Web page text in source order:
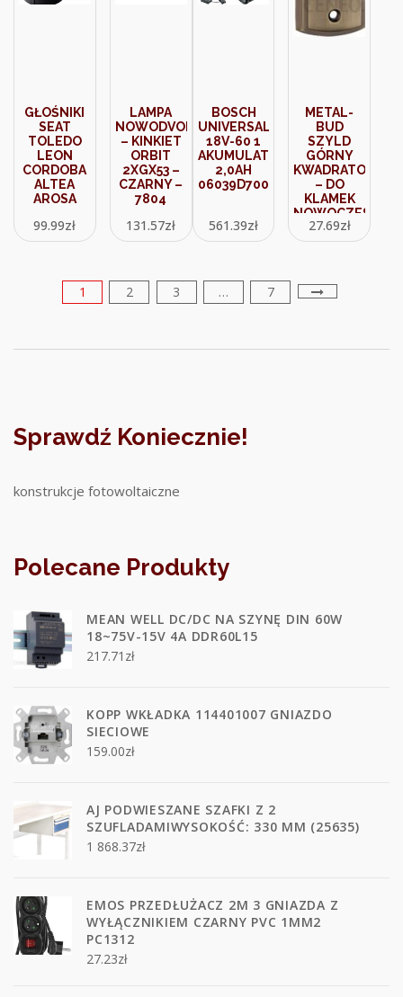
GŁOŚNIKI
SEAT
TOLEDO
LEON
CORDOBA
ALTEA
AROSA
99.99zł
LAMPA
NOWODVORSKI
– KINKIET
ORBIT
2XGX53 –
CZARNY –
7804
131.57zł
BOSCH
UNIVERSALDRILL
18V-60 1
AKUMULATOR
2,0AH
06039D7001
561.39zł
METAL-
BUD
SZYLD
GÓRNY
KWADRATOWY
– DO
KLAMEK
PATYNA
27.69zł
1 2 3 … 7
Sprawdź Koniecznie!
konstrukcje fotowoltaiczne
Polecane Produkty
MEAN WELL DC/DC NA SZYNĘ DIN 60W
18~75V-15V 4A DDR60L15
217.71 zł
KOPP WKŁADKA 114401007 GNIAZDO
SIECIOWE
159.00zł
AJ PODWIESZANE SZAFKI Z 2
SZUFLADAMIWYSOKOŚĆ: 330 MM (25635)
1 868.37zł
EMOS PRZEDŁUŻACZ 2M 3 GNIAZDA Z
WYŁĄCZNIKIEM CZARNY PVC 1MM2
PC1312
27.23zł